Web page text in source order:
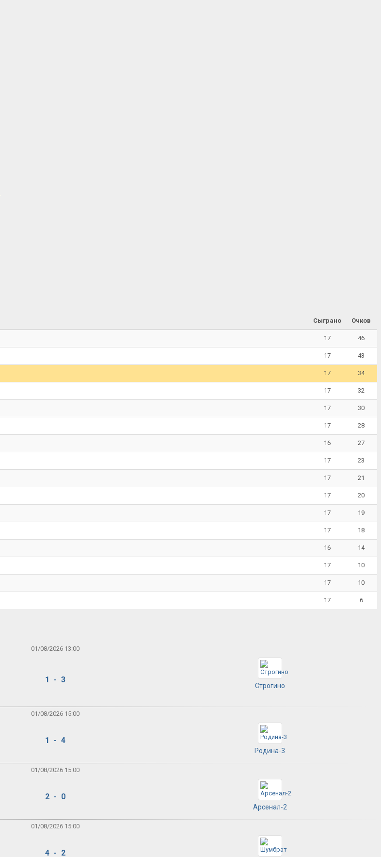
Сыграно Очков
17 46
17 43
17 34
17 32
17 30
17 28
16 27
17 23
17 21
17 20
17 19
17 18
16 14
17 10
17 10
17 6
01/08/2026 13:00
1 - 3
Строгино
01/08/2026 15:00
1 - 4
Родина-3
01/08/2026 15:00
2 - 0
Арсенал-2
01/08/2026 15:00
4 - 2